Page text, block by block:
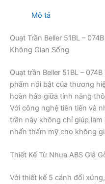
Mô tả
Quạt Trần Beller 51BL –
Không Gian Sống
Quạt trần Beller 51BL –
phẩm nổi bật của thương
hoàn hảo giữa tính năng
Với công nghệ tiên tiến và
trần này không chỉ giúp làm
nhấn thẩm mỹ cho không
Thiết Kế Từ Nhựa ABS Giả
Với thiết kế 5 cánh đối